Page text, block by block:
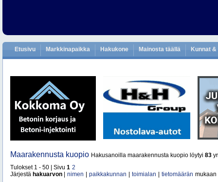
Etusivu Markkinapaikka Hakukone Mainosta täällä Kunnat
Maarakennusta kuopio Hakusanoilla maarakennusta kuopio löytyi 83
Tulokset 1 - 50 | Sivu 1 2
Järjestä hakuarvon nimen paikkakunnan toimialan tietomäärän mukaan